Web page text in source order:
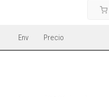
Env Precio